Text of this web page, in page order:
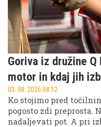
Goriva iz družine
motor in kdaj jih
03. 08. 2026 08.12
Ko stojimo pred
pogosto zdi preprosta.
nadaljevati pot. A pri